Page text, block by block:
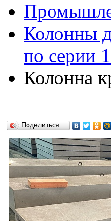
Колонны
по серии
Колонна
Поделиться…